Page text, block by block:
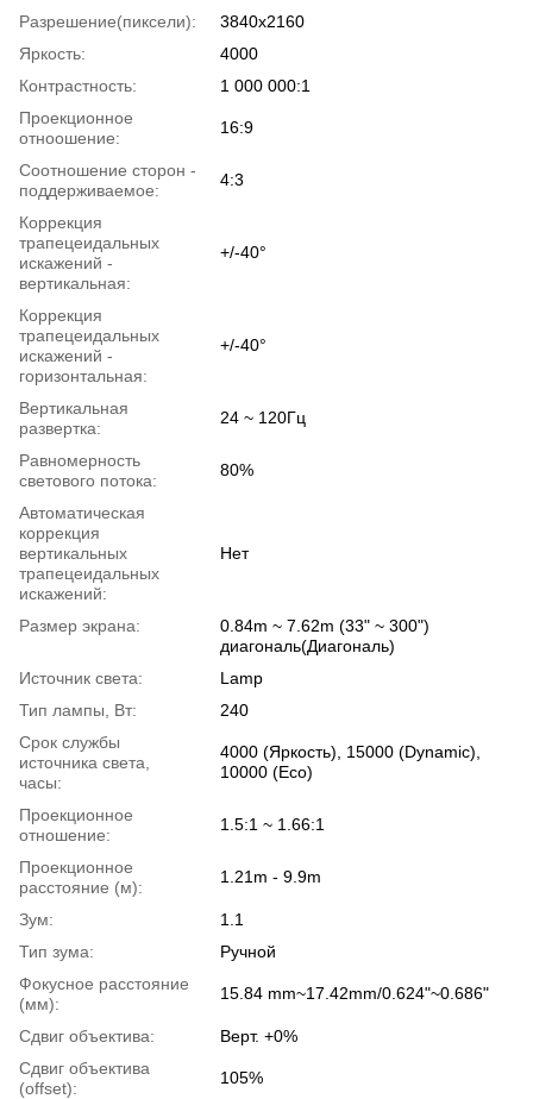
Разрешение(пиксели):
3840x2160
Яркость:
4000
Контрастность:
1 000 000:1
Проекционное
отноошение:
16:9
Соотношение сторон -
поддерживаемое:
4:3
Коррекция
трапецеидальных
искажений -
вертикальная:
+/-40°
Коррекция
трапецеидальных
искажений -
горизонтальная:
+/-40°
Вертикальная
развертка:
24 ~ 120Гц
Равномерность
светового потока:
80%
Автоматическая
коррекция
вертикальных
трапецеидальных
искажений:
Нет
Размер экрана:
0.84m ~ 7.62m (33" ~ 300")
диагональ(Диагональ)
Источник света:
Lamp
Тип лампы, Вт:
240
Срок службы
источника света,
часы:
4000 (Яркость), 15000 (Dynamic),
10000 (Eco)
Проекционное
отношение:
1.5:1 ~ 1.66:1
Проекционное
расстояние (м):
1.21m - 9.9m
Зум:
1.1
Тип зума:
Ручной
Фокусное расстояние
(мм):
15.84 mm~17.42mm/0.624"~0.686"
Сдвиг объектива:
Верт. +0%
Сдвиг объектива
(offset):
105%